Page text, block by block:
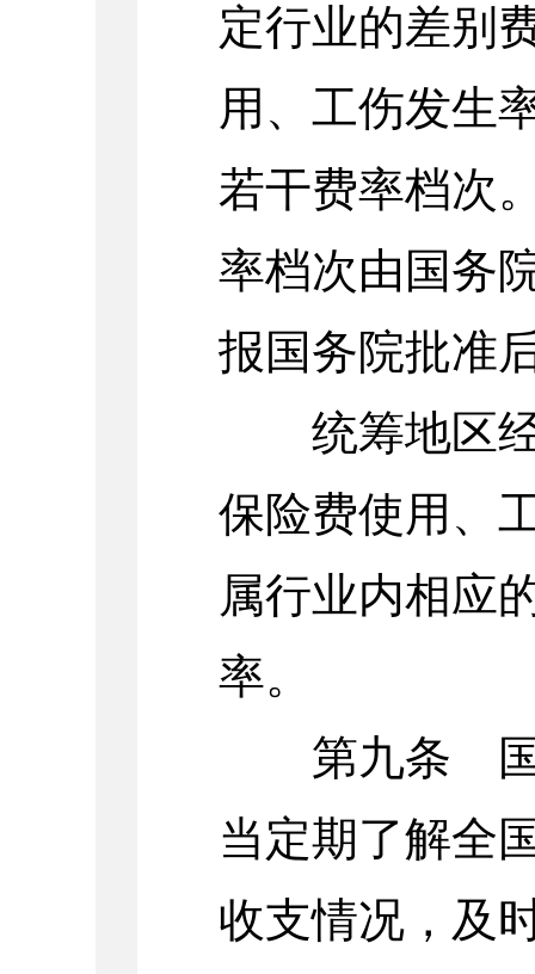
定行业的差别
用、工伤发生
若干费率档次
率档次由国务
报国务院批准
统筹地区经
保险费使用、
属行业内相应
率。
第九条 国
当定期了解全
收支情况，及